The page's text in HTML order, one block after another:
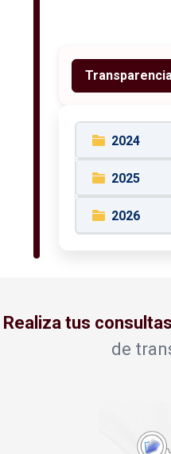
2024
2025
2026
Realiza tus consultas
de